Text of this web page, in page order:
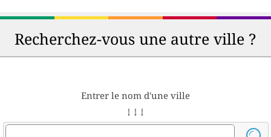
Recherchez-vous une autre ville ?
Entrer le nom d'une ville
↓ ↓ ↓